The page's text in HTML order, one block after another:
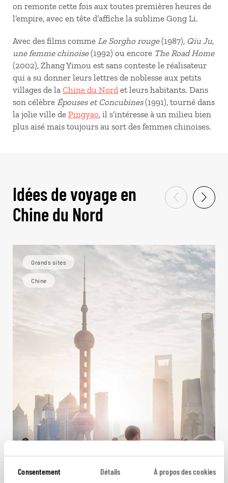
Consentement Détails À propos des cookies
on remonte cette fois aux toutes premières heures de
l’empire, avec en tête d’affiche la sublime Gong Li.
Avec des films comme Le Sorgho rouge(1987), Qiu Ju,
une femme chinoise(1992) ou encore The Road Home
(2002), Zhang Yimou est sans conteste le réalisateur
qui a su donner leurs lettres de noblesse aux petits
villages de la Chine du Nord et leurs habitants. Dans
son célèbre Épouses et Concubines(1991), tourné dans
la jolie ville de Pingyao, il s’intéresse à un milieu bien
plus aisé mais toujours au sort des femmes chinoises.
Idées de voyage en
Chine du Nord
Grands sites
Chine